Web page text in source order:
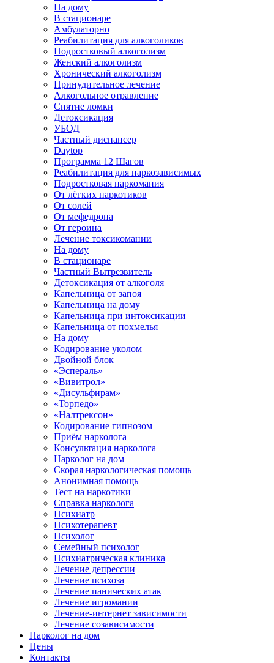
На дому
В стационаре
Амбулаторно
Реабилитация для алкоголиков
Подростковый алкоголизм
Женский алкоголизм
Хронический алкоголизм
Принудительное лечение
Алкогольное отравление
Снятие ломки
Детоксикация
УБОД
Частный диспансер
Daytop
Программа 12 Шагов
Реабилитация для наркозависимых
Подростковая наркомания
От лёгких наркотиков
От солей
От мефедрона
От героина
Лечение токсикомании
На дому
В стационаре
Частный Вытрезвитель
Детоксикация от алкоголя
Капельница от запоя
Капельница на дому
Капельница при интоксикации
Капельница от похмелья
На дому
Кодирование уколом
Двойной блок
«Эспераль»
«Вивитрол»
«Дисульфирам»
«Торпедо»
«Налтрексон»
Кодирование гипнозом
Приём нарколога
Консультация нарколога
Нарколог на дом
Скорая наркологическая помощь
Анонимная помощь
Тест на наркотики
Справка нарколога
Психиатр
Психотерапевт
Психолог
Семейный психолог
Психиатрическая клиника
Лечение депрессии
Лечение психоза
Лечение панических атак
Лечение игромании
Лечение-интернет зависимости
Лечение созависимости
Нарколог на дом
Цены
Контакты